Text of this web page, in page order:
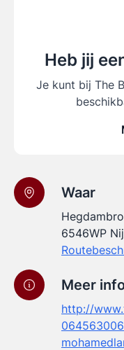
Heb jij
Je kunt bij The
Waar
6546WP
Meer
http://